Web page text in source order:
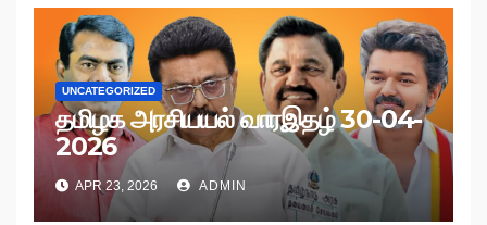
UNCATEGORIZED
தமிழக அரசியயல் வாரஇதழ் 30-04-
2026
APR 23, 2026 ADMIN